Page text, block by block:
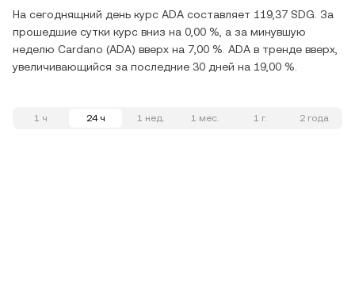
На сегоднящний день курс ADA составляет 119,37 SDG. За
прошедшие сутки курс вниз на 0,00 %, а за минувшую
неделю Cardano (ADA) вверх на 7,00 %. ADA в тренде вверх,
увеличивающийся за последние 30 дней на 19,00 %.
1 ч 24 ч 1 нед. 1 мес. 1 г. 2 года